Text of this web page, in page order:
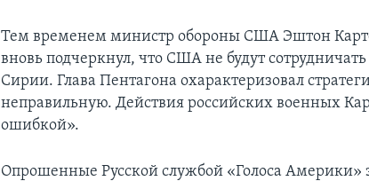
Тем временем министр обороны США Эштон
вновь подчеркнул, что США не будут
Сирии. Глава Пентагона охарактеризовал
неправильную. Действия российских военных
ошибкой».
Опрошенные Русской службой «Голоса Америки»